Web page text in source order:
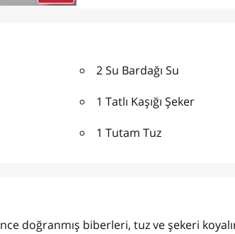
2 Su Bardağı Su
1 Tatlı Kaşığı Şeker
1 Tutam Tuz
doğranmış biberleri, tuz ve şekeri